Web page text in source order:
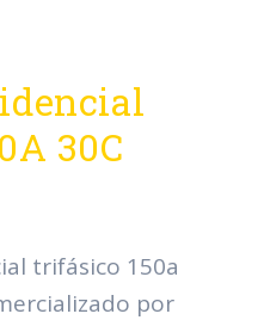
30C
trifásico 150a
por